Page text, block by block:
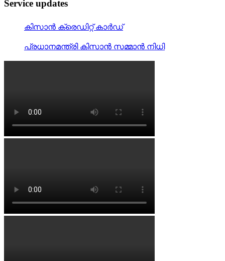
Service updates
കിസാന്‍ ക്രെ‍ഡിറ്റ് കാര്‍ഡ്
പ്രധാനമന്ത്രി കിസാന്‍ സമ്മാന്‍ നിധി